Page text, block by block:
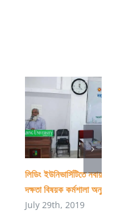
লিডিং ইউনিভার্সিটিতে
দক্ষতা বিষয়ক কর্মশালা অনুষ্ঠিত
July 29th, 2019